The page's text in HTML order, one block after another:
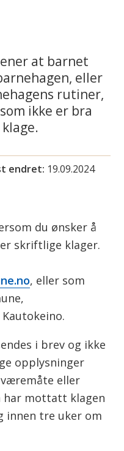
at barnet
eller
rutiner,
ikke er bra
endret 19.09.2024
du ønsker å
skriftlige klager.
, eller som
i brev og ikke
opplysninger
eller
har mottatt klagen
innen tre uker om